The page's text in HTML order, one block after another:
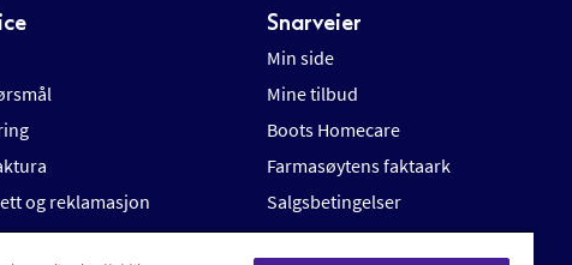
og reklamasjon
Snarveier
Min side
Mine tilbud
Boots Homecare
Farmasøytens faktaark
Salgsbetingelser